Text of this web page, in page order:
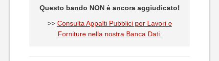
Questo bando NON è ancora aggiudicato!
>> Consulta Appalti Pubblici per Lavori e
Forniture nella nostra Banca Dati.